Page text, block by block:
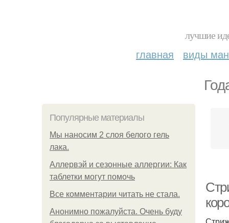
лучшие
главная виды
Популярные материалы
Мы наносим 2 слоя белого гель
лака.
Аллервэй и сезонные аллергии: Как
таблетки могут помочь
Все комментарии читать не стала.
Анонимно пожалуйста. Очень буду